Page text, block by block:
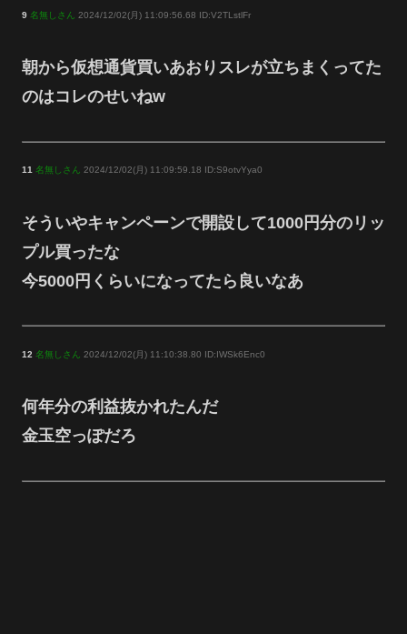
9 名無しさん 2024/12/02(月) 11:09:56.68 ID:V2TLstlFr
朝から仮想通貨買いあおりスレが立ちまくってた
のはコレのせいねw
11 名無しさん 2024/12/02(月) 11:09:59.18 ID:S9otvYya0
そういやキャンペーンで開設して1000円分のリッ
プル買ったな
今5000円くらいになってたら良いなあ
12 名無しさん 2024/12/02(月) 11:10:38.80 ID:IWSk6Enc0
何年分の利益抜かれたんだ
金玉空っぽだろ